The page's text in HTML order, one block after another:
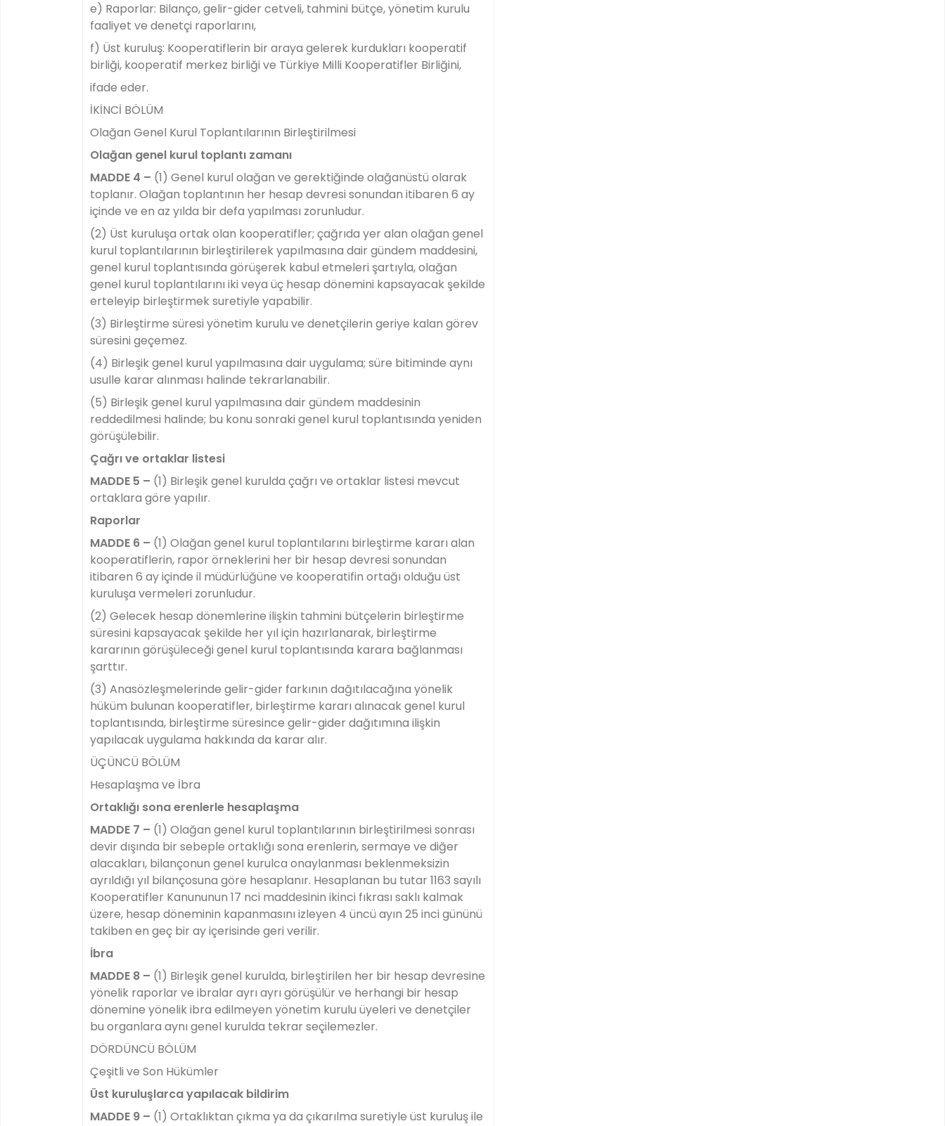
e) Raporlar: Bilanço, gelir-gider cetveli, tahmini bütçe, yönetim kurulu
faaliyet ve denetçi raporlarını,
f) Üst kuruluş: Kooperatiflerin bir araya gelerek kurdukları kooperatif
birliği, kooperatif merkez birliği ve Türkiye Milli Kooperatifler Birliğini,
ifade eder.
İKİNCİ BÖLÜM
Olağan Genel Kurul Toplantılarının Birleştirilmesi
Olağan genel kurul toplantı zamanı
MADDE 4 – (1) Genel kurul olağan ve gerektiğinde olağanüstü olarak
toplanır. Olağan toplantının her hesap devresi sonundan itibaren 6 ay
içinde ve en az yılda bir defa yapılması zorunludur.
(2) Üst kuruluşa ortak olan kooperatifler; çağrıda yer alan olağan genel
kurul toplantılarının birleştirilerek yapılmasına dair gündem maddesini,
genel kurul toplantısında görüşerek kabul etmeleri şartıyla, olağan
genel kurul toplantılarını iki veya üç hesap dönemini kapsayacak şekilde
erteleyip birleştirmek suretiyle yapabilir.
(3) Birleştirme süresi yönetim kurulu ve denetçilerin geriye kalan görev
süresini geçemez.
(4) Birleşik genel kurul yapılmasına dair uygulama; süre bitiminde aynı
usulle karar alınması halinde tekrarlanabilir.
(5) Birleşik genel kurul yapılmasına dair gündem maddesinin
reddedilmesi halinde; bu konu sonraki genel kurul toplantısında yeniden
görüşülebilir.
Çağrı ve ortaklar listesi
MADDE 5 – (1) Birleşik genel kurulda çağrı ve ortaklar listesi mevcut
ortaklara göre yapılır.
Raporlar
MADDE 6 – (1) Olağan genel kurul toplantılarını birleştirme kararı alan
kooperatiflerin, rapor örneklerini her bir hesap devresi sonundan
itibaren 6 ay içinde il müdürlüğüne ve kooperatifin ortağı olduğu üst
kuruluşa vermeleri zorunludur.
(2) Gelecek hesap dönemlerine ilişkin tahmini bütçelerin birleştirme
süresini kapsayacak şekilde her yıl için hazırlanarak, birleştirme
kararının görüşüleceği genel kurul toplantısında karara bağlanması
şarttır.
(3) Anasözleşmelerinde gelir-gider farkının dağıtılacağına yönelik
hüküm bulunan kooperatifler, birleştirme kararı alınacak genel kurul
toplantısında, birleştirme süresince gelir-gider dağıtımına ilişkin
yapılacak uygulama hakkında da karar alır.
ÜÇÜNCÜ BÖLÜM
Hesaplaşma ve İbra
Ortaklığı sona erenlerle hesaplaşma
MADDE 7 – (1) Olağan genel kurul toplantılarının birleştirilmesi sonrası
devir dışında bir sebeple ortaklığı sona erenlerin, sermaye ve diğer
alacakları, bilançonun genel kurulca onaylanması beklenmeksizin
ayrıldığı yıl bilançosuna göre hesaplanır. Hesaplanan bu tutar 1163 sayılı
Kooperatifler Kanununun 17 nci maddesinin ikinci fıkrası saklı kalmak
üzere, hesap döneminin kapanmasını izleyen 4 üncü ayın 25 inci gününü
takiben en geç bir ay içerisinde geri verilir.
İbra
MADDE 8 – (1) Birleşik genel kurulda, birleştirilen her bir hesap devresine
yönelik raporlar ve ibralar ayrı ayrı görüşülür ve herhangi bir hesap
dönemine yönelik ibra edilmeyen yönetim kurulu üyeleri ve denetçiler
bu organlara aynı genel kurulda tekrar seçilemezler.
DÖRDÜNCÜ BÖLÜM
Çeşitli ve Son Hükümler
Üst kuruluşlarca yapılacak bildirim
MADDE 9 – (1) Ortaklıktan çıkma ya da çıkarılma suretiyle üst kuruluş ile